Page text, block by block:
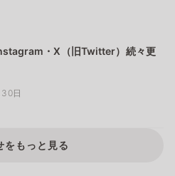
・X（旧Twitter）続々更
日
をもっと見る